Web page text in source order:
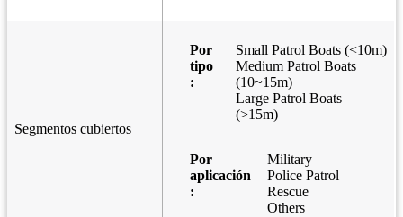
Segmentos cubiertos
Por
tipo
:
Small Patrol Boats (<10m)
Medium Patrol Boats
(10~15m)
Large Patrol Boats
(>15m)
Por
aplicación
:
Military
Police Patrol
Rescue
Others